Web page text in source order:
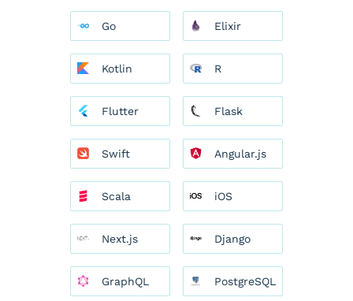
Go Elixir
Kotlin R
Flutter Flask
Swift Angular.js
Scala iOS
Next.js Django
GraphQL PostgreSQL